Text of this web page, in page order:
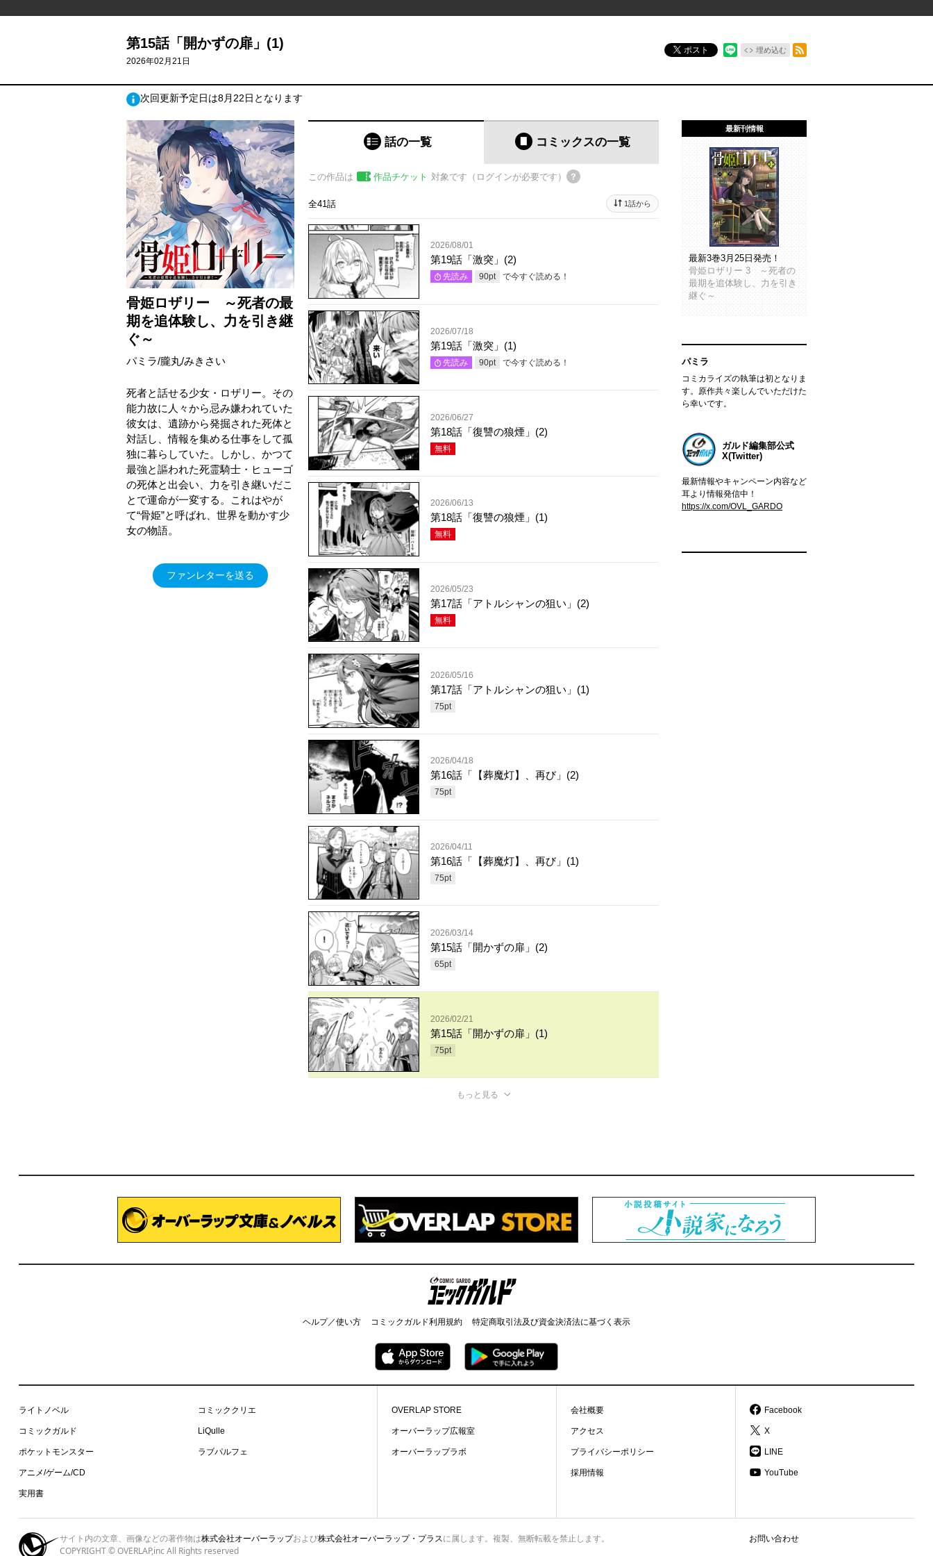
第15話「開かずの扉」(1)
2026年02月21日
ポスト 埋め込む
次回更新予定日は8月22日となります
骨姫ロザリー ～死者の最
期を追体験し、力を引き継
ぐ～
パミラ/朧丸/みきさい
死者と話せる少女・ロザリー。その
能力故に人々から忌み嫌われていた
彼女は、遺跡から発掘された死体と
対話し、情報を集める仕事をして孤
独に暮らしていた。しかし、かつて
最強と謳われた死霊騎士・ヒューゴ
の死体と出会い、力を引き継いだこ
とで運命が一変する。これはやが
て“骨姫”と呼ばれ、世界を動かす少
女の物語。
ファンレターを送る
話の一覧 コミックスの一覧
この作品は 作品チケット 対象です（ログインが必要です）
全41話 1話から
2026/08/01
第19話「激突」(2)
先読み 90pt で今すぐ読める！
2026/07/18
第19話「激突」(1)
先読み 90pt で今すぐ読める！
2026/06/27
第18話「復讐の狼煙」(2)
無料
2026/06/13
第18話「復讐の狼煙」(1)
無料
2026/05/23
第17話「アトルシャンの狙い」(2)
無料
2026/05/16
第17話「アトルシャンの狙い」(1)
75pt
2026/04/18
第16話「【葬魔灯】、再び」(2)
75pt
2026/04/11
第16話「【葬魔灯】、再び」(1)
75pt
2026/03/14
第15話「開かずの扉」(2)
65pt
2026/02/21
第15話「開かずの扉」(1)
75pt
もっと見る
最新刊情報
最新3巻3月25日発売！
骨姫ロザリー 3 ～死者の
最期を追体験し、力を引き
継ぐ～
パミラ
コミカライズの執筆は初となりま
す。原作共々楽しんでいただけた
ら幸いです。
ガルド編集部公式
X(Twitter)
最新情報やキャンペーン内容など
耳より情報発信中！
https://x.com/OVL_GARDO
コミックガルド
ヘルプ／使い方 コミックガルド利用規約 特定商取引法及び資金決済法に基づく表示
ライトノベル
コミックガルド
ポケットモンスター
アニメ/ゲーム/CD
実用書
コミッククリエ
LiQulle
ラブパルフェ
OVERLAP STORE
オーバーラップ広報室
オーバーラップラボ
会社概要
アクセス
プライバシーポリシー
採用情報
Facebook
X
LINE
YouTube
お問い合わせ
サイト内の文章、画像などの著作物は株式会社オーバーラップおよび株式会社オーバーラップ・プラスに属します。複製、無断転載を禁止します。
COPYRIGHT © OVERLAP,inc All Rights reserved